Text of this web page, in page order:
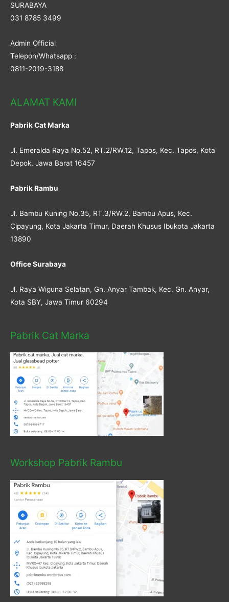
SURABAYA
031 8785 3499
Admin Official
Telepon/Whatsapp :
0811-2019-3188
ALAMAT KAMI
Pabrik Cat Marka
Jl. Emeralda Raya No.52, RT.2/RW.12, Tapos, Kec. Tapos, Kota
Depok, Jawa Barat 16457
Pabrik Rambu
Jl. Bambu Kuning No.35, RT.3/RW.2, Bambu Apus, Kec.
Cipayung, Kota Jakarta Timur, Daerah Khusus Ibukota Jakarta
13890
Office Surabaya
Jl. Raya Wiguna Selatan, Gn. Anyar Tambak, Kec. Gn. Anyar,
Kota SBY, Jawa Timur 60294
Pabrik Cat Marka
Workshop Pabrik Rambu